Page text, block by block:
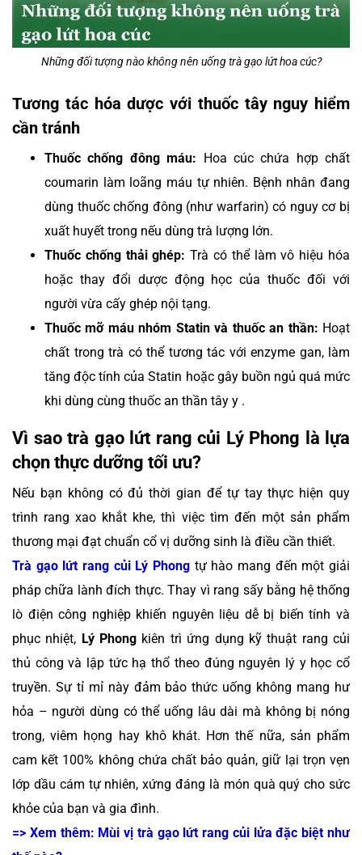
Những đối tượng nào không nên uống trà gạo lứt hoa cúc?
Tương tác hóa dược với thuốc tây nguy hiểm
cần tránh
Thuốc chống đông máu: Hoa cúc chứa hợp chất
coumarin làm loãng máu tự nhiên. Bệnh nhân đang
dùng thuốc chống đông (như warfarin) có nguy cơ bị
xuất huyết trong nếu dùng trà lượng lớn.
Thuốc chống thải ghép: Trà có thể làm vô hiệu hóa
hoặc thay đổi dược động học của thuốc đối với
người vừa cấy ghép nội tạng.
Thuốc mỡ máu nhóm Statin và thuốc an thần: Hoạt
chất trong trà có thể tương tác với enzyme gan, làm
tăng độc tính của Statin hoặc gây buồn ngủ quá mức
khi dùng cùng thuốc an thần tây y .
Vì sao trà gạo lứt rang củi Lý Phong là lựa
chọn thực dưỡng tối ưu?
Nếu bạn không có đủ thời gian để tự tay thực hiện quy
trình rang xao khắt khe, thì việc tìm đến một sản phẩm
thương mại đạt chuẩn cổ vị dưỡng sinh là điều cần thiết.
Trà gạo lứt rang củi Lý Phong tự hào mang đến một giải
pháp chữa lành đích thực. Thay vì rang sấy bằng hệ thống
lò điện công nghiệp khiến nguyên liệu dễ bị biến tính và
phục nhiệt, Lý Phong kiên trì ứng dụng kỹ thuật rang củi
thủ công và lập tức hạ thổ theo đúng nguyên lý y học cổ
truyền. Sự tỉ mỉ này đảm bảo thức uống không mang hư
hỏa – người dùng có thể uống lâu dài mà không bị nóng
trong, viêm họng hay khô khát. Hơn thế nữa, sản phẩm
cam kết 100% không chứa chất bảo quản, giữ lại trọn vẹn
lớp dầu cám tự nhiên, xứng đáng là món quà quý cho sức
khỏe của bạn và gia đình.
=> Xem thêm: Mùi vị trà gạo lứt rang củi lửa đặc biệt như